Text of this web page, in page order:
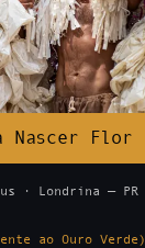
Nascer Flor
· Londrina — PR
ao Ouro Verde)